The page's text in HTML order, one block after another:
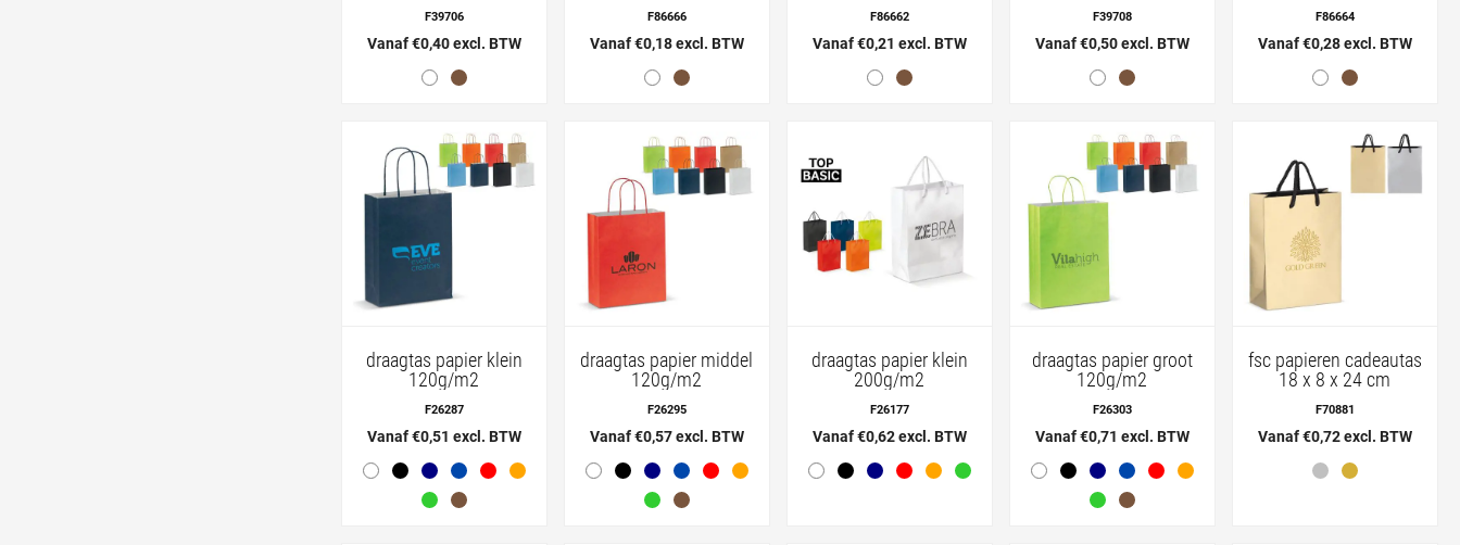
F39706
Vanaf €0,40 excl. BTW
F86666
Vanaf €0,18 excl. BTW
F86662
Vanaf €0,21 excl. BTW
F39708
Vanaf €0,50 excl. BTW
F86664
Vanaf €0,28 excl. BTW
draagtas papier klein
120g/m2
F26287
Vanaf €0,51 excl. BTW
draagtas papier middel
120g/m2
F26295
Vanaf €0,57 excl. BTW
draagtas papier klein
200g/m2
F26177
Vanaf €0,62 excl. BTW
draagtas papier groot
120g/m2
F26303
Vanaf €0,71 excl. BTW
fsc papieren cadeautas
18 x 8 x 24 cm
F70881
Vanaf €0,72 excl. BTW